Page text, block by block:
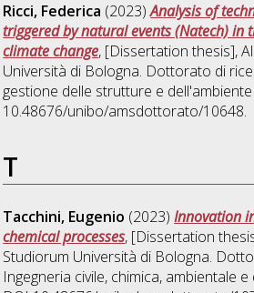
Ricci, Federica (2023)Analysis of
triggered by natural events (Natech) in
climate change, [Dissertation thesis],
Università di Bologna. Dottorato di
gestione delle strutture e
10.48676/unibo/amsdottorato/10648.
T
Tacchini, Eugenio (2023)Innovation
chemical processes, [Dissertation
Studiorum Università di Bologna.
Ingegneria civile, chimica, ambientale